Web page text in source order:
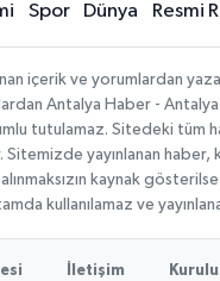
Spor Dünya Resmi
içerik ve yorumlardan
Antalya Haber -
tutulamaz. Sitedeki tüm
Sitemizde yayınlanan haber,
kaynak
kullanılamaz ve
İletişim